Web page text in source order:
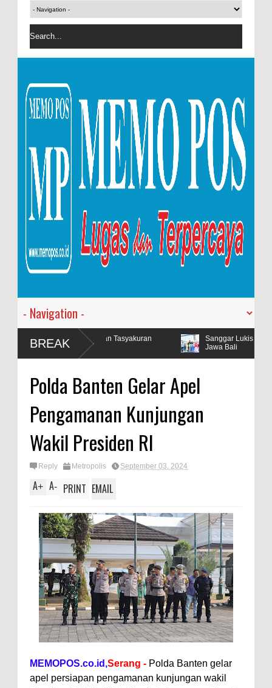
BREAK
Tasyakuran
Sanggar Lukis Barong Art Production
Polda Banten Gelar Apel
Pengamanan Kunjungan
Wakil Presiden RI
Reply Metropolis September 03, 2024
A+ A- PRINT EMAIL
MEMOPOS.co.id,Serang - Polda Banten gelar
apel persiapan pengamanan kunjungan wakil